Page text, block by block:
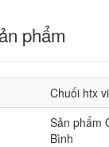
phẩm
Chuối htx
Sản phẩm
Bình